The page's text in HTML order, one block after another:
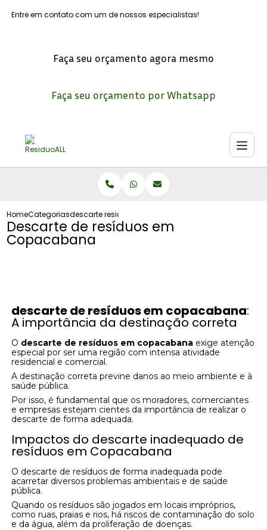
Entre em contato com um de nossos especialistas!
Faça seu orçamento agora mesmo
Faça seu orçamento por Whatsapp
HomeCategoriasdescarte residuos copacabana
Descarte de resíduos em
Copacabana
descarte de resíduos em copacabana:
A importância da destinação correta
O descarte de resíduos em copacabana exige atenção
especial por ser uma região com intensa atividade
residencial e comercial.
A destinação correta previne danos ao meio ambiente e à
saúde pública.
Por isso, é fundamental que os moradores, comerciantes
e empresas estejam cientes da importância de realizar o
descarte de forma adequada.
Impactos do descarte inadequado de
resíduos em Copacabana
O descarte de resíduos de forma inadequada pode
acarretar diversos problemas ambientais e de saúde
pública.
Quando os resíduos são jogados em locais impróprios,
como ruas, praias e rios, há riscos de contaminação do solo
e da água, além da proliferação de doenças.